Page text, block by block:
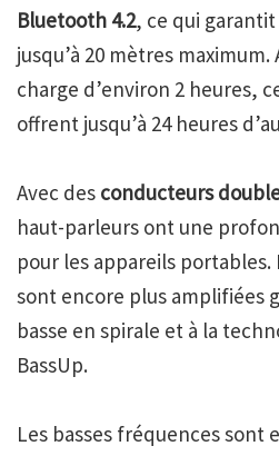
Bluetooth 4.2, ce qui
jusqu’à 20 mètres
charge d’environ 2 heures,
offrent jusqu’à 24 heures
Avec des conducteurs
haut-parleurs ont une
pour les appareils portables.
sont encore plus amplifiées
basse en spirale et à la
BassUp.
Les basses fréquences sont